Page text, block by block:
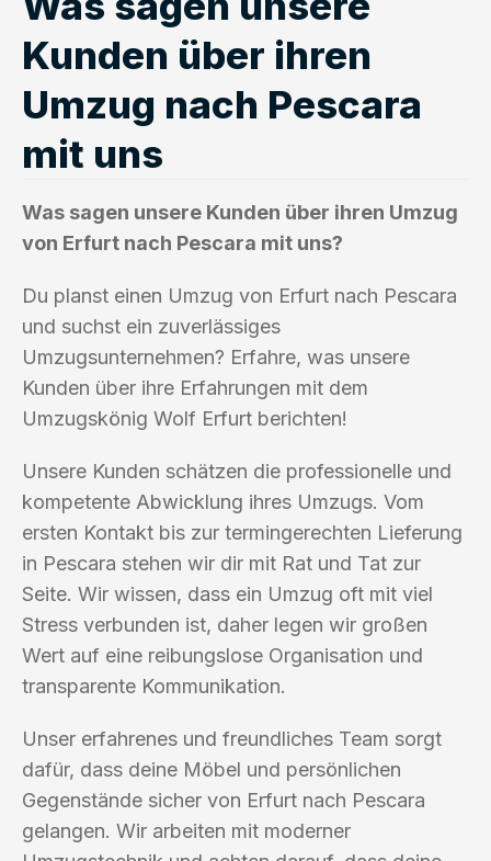
Kunden über ihren
Umzug nach Pescara
mit uns
Was sagen unsere Kunden über ihren Umzug
von Erfurt nach Pescara mit uns?
Du planst einen Umzug von Erfurt nach Pescara
und suchst ein zuverlässiges
Umzugsunternehmen? Erfahre, was unsere
Kunden über ihre Erfahrungen mit dem
Umzugskönig Wolf Erfurt berichten!
Unsere Kunden schätzen die professionelle und
kompetente Abwicklung ihres Umzugs. Vom
ersten Kontakt bis zur termingerechten Lieferung
in Pescara stehen wir dir mit Rat und Tat zur
Seite. Wir wissen, dass ein Umzug oft mit viel
Stress verbunden ist, daher legen wir großen
Wert auf eine reibungslose Organisation und
transparente Kommunikation.
Unser erfahrenes und freundliches Team sorgt
dafür, dass deine Möbel und persönlichen
Gegenstände sicher von Erfurt nach Pescara
gelangen. Wir arbeiten mit moderner